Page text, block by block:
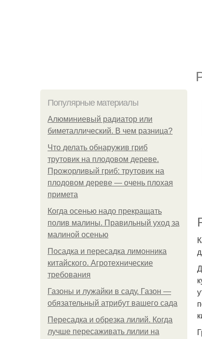
Популярные материалы
Алюминиевый радиатор или
биметаллический. В чем разница?
Что делать обнаружив гриб
трутовик на плодовом дереве.
Прожорливый гриб: трутовик на
плодовом дереве — очень плохая
примета
Когда осенью надо прекращать
полив малины. Правильный уход за
малиной осенью
Посадка и пересадка лимонника
китайского. Агротехнические
требования
Газоны и лужайки в саду. Газон —
обязательный атрибут вашего сада
Пересадка и обрезка лилий. Когда
лучше пересаживать лилии на